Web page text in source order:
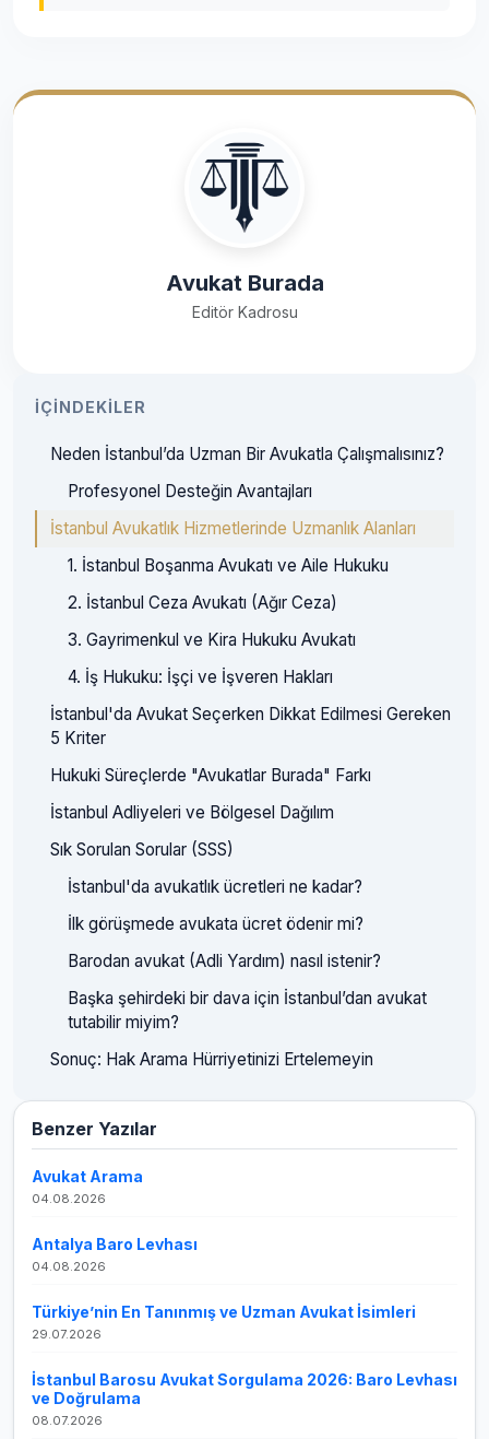
Avukat Burada
Editör Kadrosu
İÇINDEKILER
Neden İstanbul’da Uzman Bir Avukatla Çalışmalısınız?
Profesyonel Desteğin Avantajları
İstanbul Avukatlık Hizmetlerinde Uzmanlık Alanları
1. İstanbul Boşanma Avukatı ve Aile Hukuku
2. İstanbul Ceza Avukatı (Ağır Ceza)
3. Gayrimenkul ve Kira Hukuku Avukatı
4. İş Hukuku: İşçi ve İşveren Hakları
İstanbul'da Avukat Seçerken Dikkat Edilmesi Gereken
5 Kriter
Hukuki Süreçlerde "Avukatlar Burada" Farkı
İstanbul Adliyeleri ve Bölgesel Dağılım
Sık Sorulan Sorular (SSS)
İstanbul'da avukatlık ücretleri ne kadar?
İlk görüşmede avukata ücret ödenir mi?
Barodan avukat (Adli Yardım) nasıl istenir?
Başka şehirdeki bir dava için İstanbul’dan avukat
tutabilir miyim?
Sonuç: Hak Arama Hürriyetinizi Ertelemeyin
Benzer Yazılar
Avukat Arama
04.08.2026
Antalya Baro Levhası
04.08.2026
Türkiye’nin En Tanınmış ve Uzman Avukat İsimleri
29.07.2026
İstanbul Barosu Avukat Sorgulama 2026: Baro Levhası
ve Doğrulama
08.07.2026